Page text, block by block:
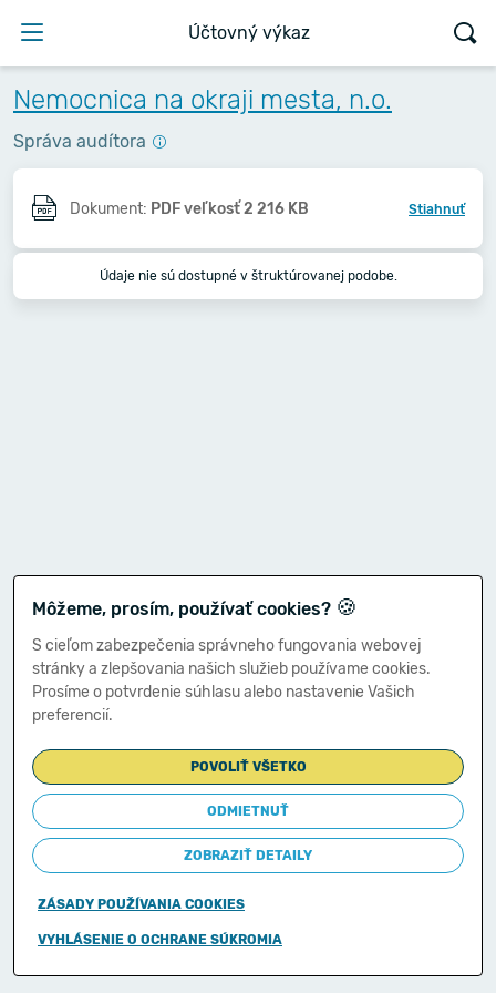
Účtovný výkaz
Nemocnica na okraji mesta, n.o.
Správa audítora
Dokument: PDF veľkosť 2 216 KB Stiahnuť
Údaje nie sú dostupné v štruktúrovanej podobe.
Môžeme, prosím, používať cookies? 🍪
S cieľom zabezpečenia správneho fungovania webovej
stránky a zlepšovania našich služieb používame cookies.
Prosíme o potvrdenie súhlasu alebo nastavenie Vašich
preferencií.
POVOLIŤ VŠETKO
ODMIETNUŤ
ZOBRAZIŤ DETAILY
ZÁSADY POUŽÍVANIA COOKIES
VYHLÁSENIE O OCHRANE SÚKROMIA
Copyright © 2011-2026